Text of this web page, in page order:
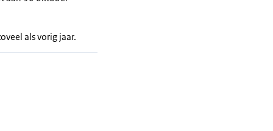
als vorig jaar.